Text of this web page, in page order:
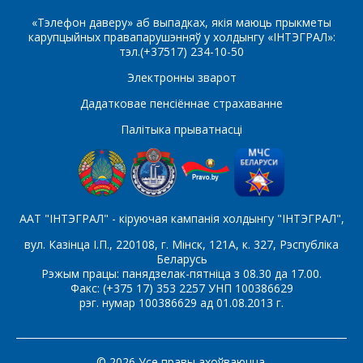
«Тэлефон даверу» аб выпадках, якія маюць прыкметы
карупцыйных правапарушэнняў у холдынгу «ІНТЭГРАЛ»:
тэл.(+37517) 234-10-50
Электронны зварот
Дадатковае пенсіённае страхаванне
Палітыка прыватнасці
ААТ "ІНТЭГРАЛ" - кіруючая кампанія холдынгу "ІНТЭГРАЛ",
вул. Казінца І.П., 220108, г. Мінск, 121А, к. 327, Рэспубліка
Беларусь
Рэжым працы: панядзелак-пятніца з 08.30 да 17.00.
Факс: (+375 17) 353 2257 УНП 100386629
рэг. нумар 100386629 ад 01.08.2013 г.
Ваша імя*
Тэлефон*
E-mail
Які цікавіць тавар/паслуга